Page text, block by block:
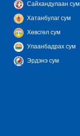
Сайхандулаан сум
Хатанбулаг сум
Хөвсгөл сум
Улаанбадрах сум
Эрдэнэ сум